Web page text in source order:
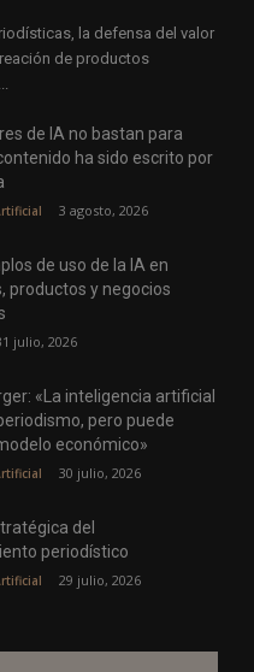
la defensa del valor
de productos
de IA no bastan para
ha sido escrito por
3 agosto, 2026
de uso de la IA en
productos y negocios
julio, 2026
«La inteligencia artificial
pero puede
económico»
30 julio, 2026
del
periodístico
29 julio, 2026